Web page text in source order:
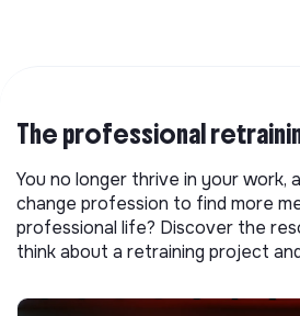
The professional
You no longer thrive in your work,
change profession to find more
professional life? Discover the
think about a retraining project